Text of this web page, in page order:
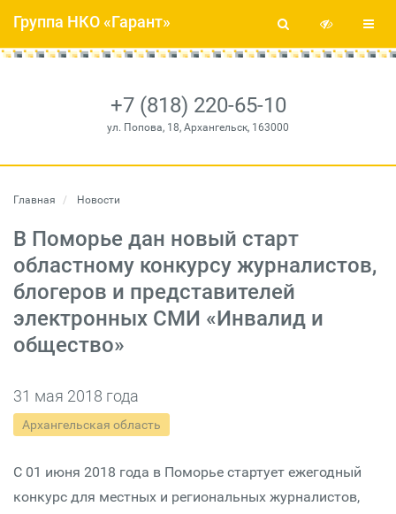
+7 (818) 220-65-10
ул. Попова, 18, Архангельск, 163000
Группа НКО «Гарант»
Главная Новости
В Поморье дан новый старт
областному конкурсу журналистов,
блогеров и представителей
электронных СМИ «Инвалид и
общество»
31 мая 2018 года
Архангельская область
С 01 июня 2018 года в Поморье стартует ежегодный
конкурс для местных и региональных журналистов,